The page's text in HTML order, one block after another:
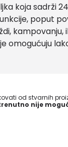
koja sadrži
poput
kampovanju,
omogućuju
od stvarnih
nije